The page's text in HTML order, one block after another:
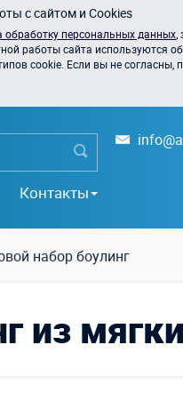
с сайтом и Cookies
обработку персональных данных
работы сайта используются
cookie. Если вы не согласны,
Контакты
набор боулинг
из